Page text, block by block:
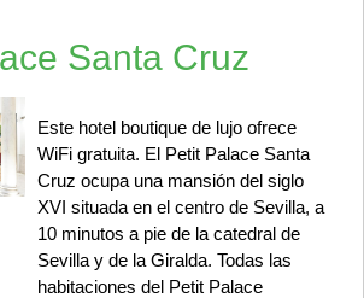
Santa Cruz
Este hotel boutique de lujo ofrece
WiFi gratuita. El Petit Palace Santa
Cruz ocupa una mansión del siglo
XVI situada en el centro de Sevilla, a
10 minutos a pie de la catedral de
Sevilla y de la Giralda. Todas las
habitaciones del Petit Palace